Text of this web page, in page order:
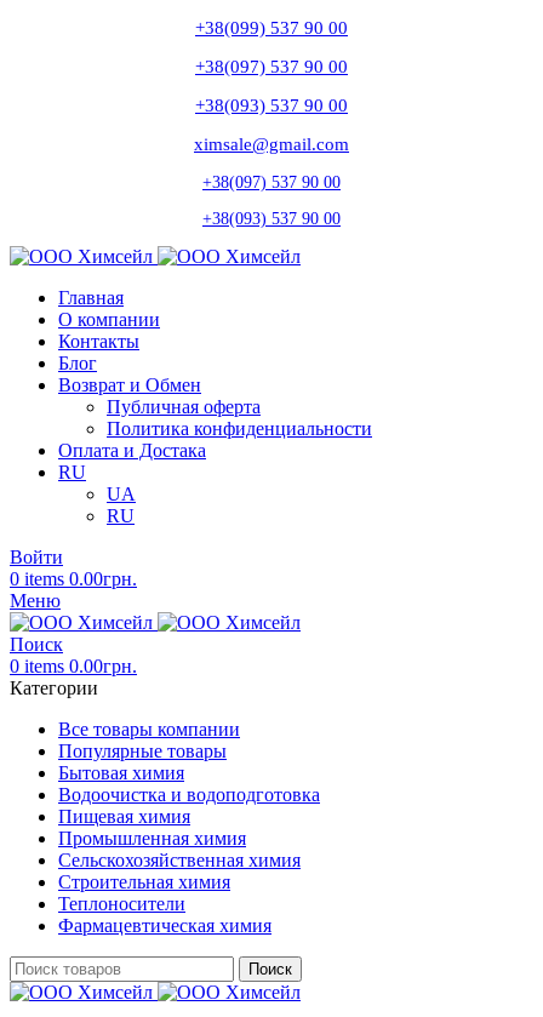
+38(099) 537 90 00
+38(097) 537 90 00
+38(093) 537 90 00
ximsale@gmail.com
+38(097) 537 90 00
+38(093) 537 90 00
Главная
О компании
Контакты
Блог
Возврат и Обмен
Публичная оферта
Политика конфиденциальности
Оплата и Достака
RU
UA
RU
Войти
0 items 0.00грн.
Меню
Поиск
0 items 0.00грн.
Категории
Все товары компании
Популярные товары
Бытовая химия
Водоочистка и водоподготовка
Пищевая химия
Промышленная химия
Сельскохозяйственная химия
Строительная химия
Теплоносители
Фармацевтическая химия
Поиск